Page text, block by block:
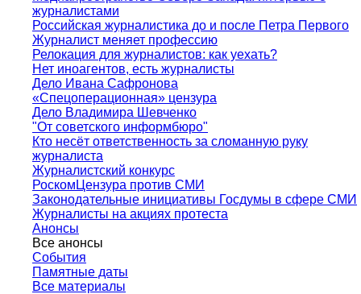
журналистами
Российская журналистика до и после Петра Первого
Журналист меняет профессию
Релокация для журналистов: как уехать?
Нет иноагентов, есть журналисты
Дело Ивана Сафронова
«Спецоперационная» цензура
Дело Владимира Шевченко
"От советского информбюро"
Кто несёт ответственность за сломанную руку
журналиста
Журналистский конкурс
РоскомЦензура против СМИ
Законодательные инициативы Госдумы в сфере СМИ
Журналисты на акциях протеста
Анонсы
Все анонсы
События
Памятные даты
Все материалы